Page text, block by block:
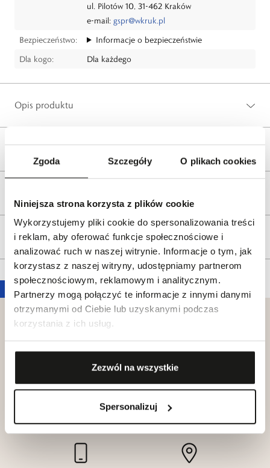
Zgoda Szczegóły O plikach cookies
Niniejsza strona korzysta z plików cookie
Wykorzystujemy pliki cookie do spersonalizowania treści
i reklam, aby oferować funkcje społecznościowe i
analizować ruch w naszej witrynie. Informacje o tym, jak
korzystasz z naszej witryny, udostępniamy partnerom
społecznościowym, reklamowym i analitycznym.
Partnerzy mogą połączyć te informacje z innymi danymi
otrzymanymi od Ciebie lub uzyskanymi podczas
korzystania z ich usług.
Zezwól na wszystkie
Spersonalizuj
ul. Pilotów 10, 31-462 Kraków
e-mail: gspr@wkruk.pl
Bezpieczeństwo:
Informacje o bezpieczeństwie
Dla kogo:
Dla każdego
Opis produktu
Wysyłka
Tagi
Klub dla
Przyjaciół
Katalogi
W.KRUK